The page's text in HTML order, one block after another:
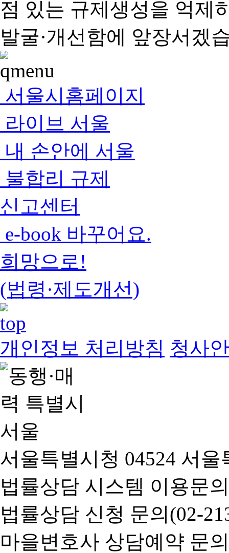
점 있는 규제생성을 억제
발굴·개선함에 앞장서겠
서울시홈페이지
라이브 서울
내 손안에 서울
불합리 규제
신고센터
e-book 바꾸어요.
희망으로!
(법령·제도개선)
개인정보 처리방침 청사
서울특별시청 04524 서
법률상담 시스템 이용문
법률상담 신청 문의(02-
마을변호사 상담예약 문